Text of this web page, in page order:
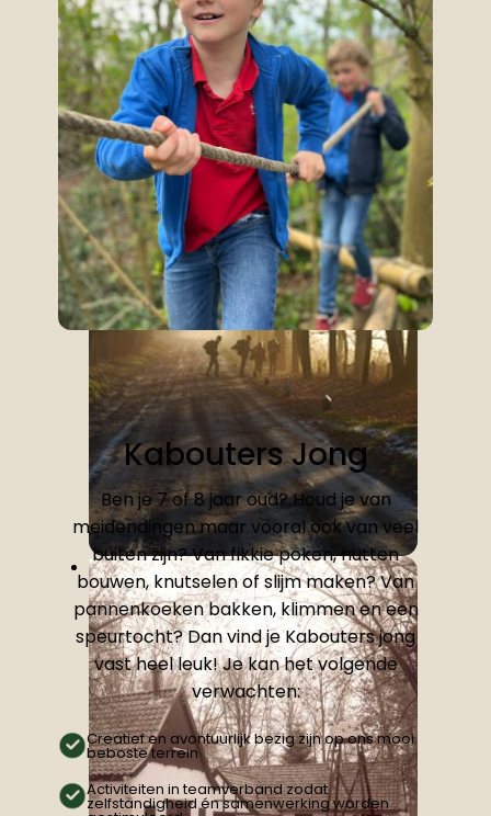
Scoutfit
Winterhike
Kabouters Jong
Ben je 7 of 8 jaar oud? Houd je van
meidendingen maar vooral ook van veel
buiten zijn? Van fikkie poken, hutten
bouwen, knutselen of slijm maken? Van
pannenkoeken bakken, klimmen en een
speurtocht? Dan vind je Kabouters jong
vast heel leuk! Je kan het volgende
verwachten:
Creatief en avontuurlijk bezig zijn op ons mooi
beboste terrein
Activiteiten in teamverband zodat
zelfstandigheid én samenwerking worden